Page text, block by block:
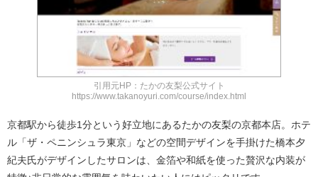
引用元HP：たかの友梨公式サイト
https://www.takanoyuri.com/course/index.html
京都駅から徒歩1分という好立地にあるたかの友梨の京都本店。ホテ
ル「ザ・ペニンシュラ東京」などの空間デザインを手掛けた橋本夕
紀夫氏がデザインしたサロンは、金箔や和紙を使った贅沢な内装が